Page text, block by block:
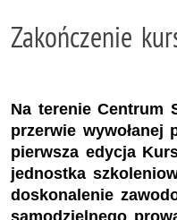
Zakończenie
Na terenie Centrum
przerwie wywołanej
pierwsza edycja
jednostka
doskonalenie
samodzielnego